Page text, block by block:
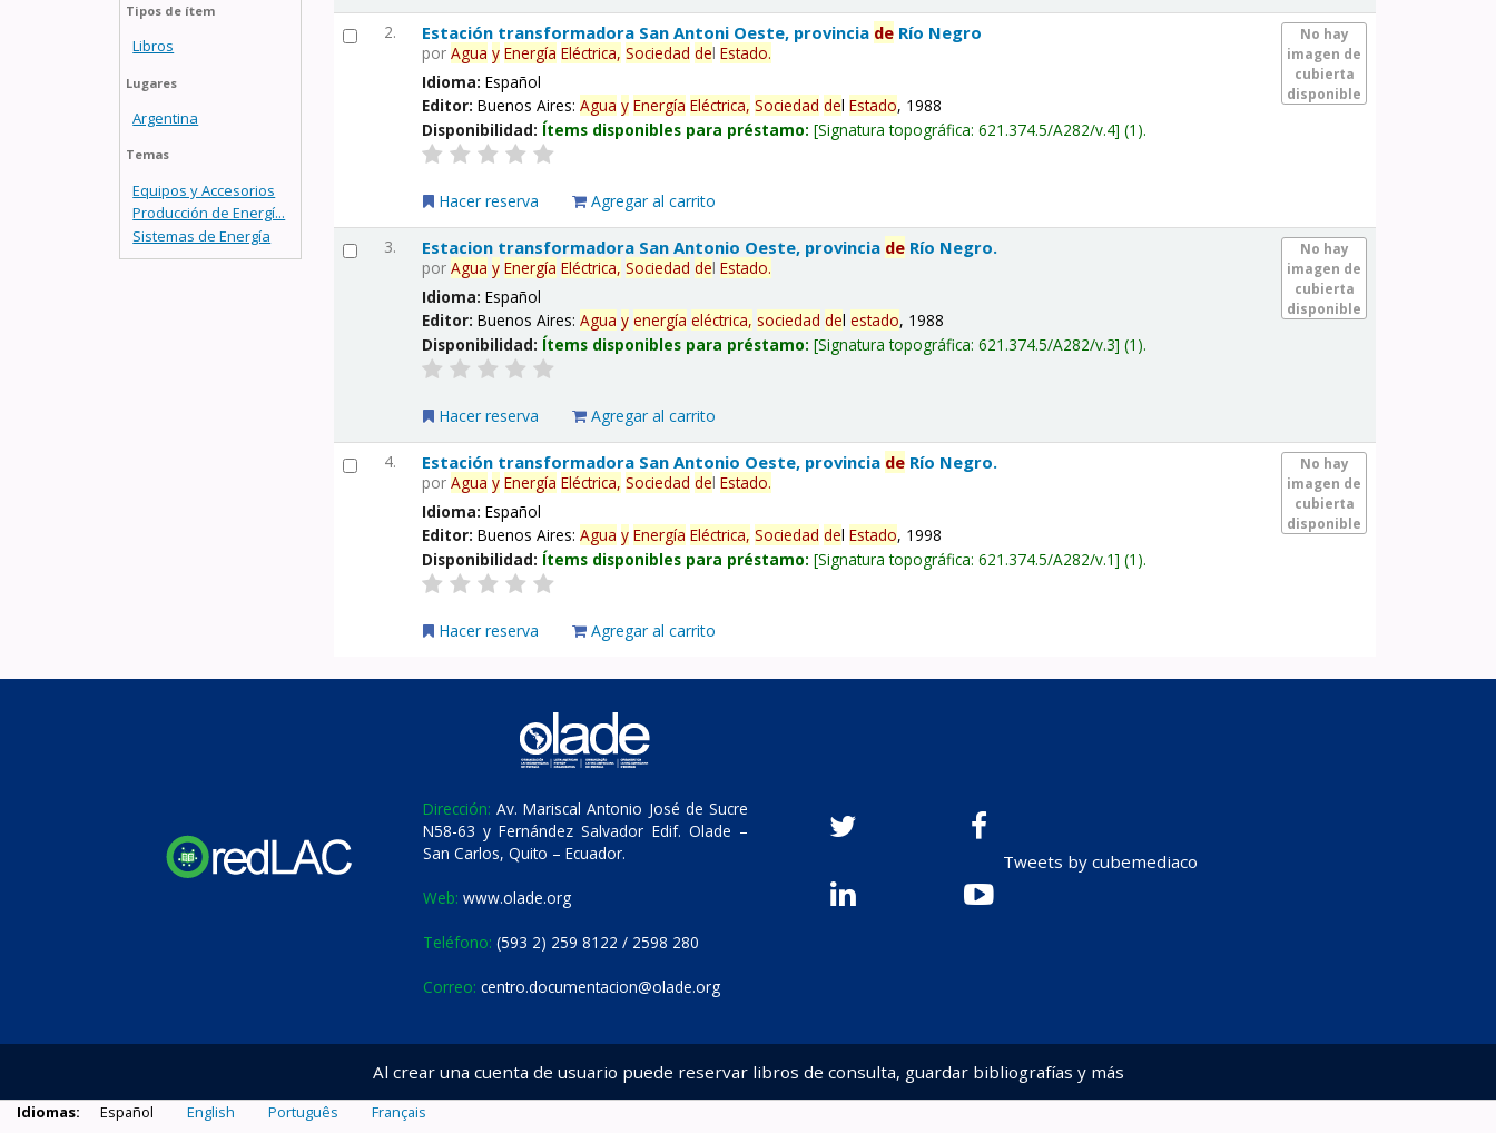
Tipos de ítem
Libros
Lugares
Argentina
Temas
Equipos y Accesorios
Producción de Energí...
Sistemas de Energía
2.
No hay
imagen de
cubierta
disponible
Estación transformadora San Antoni Oeste, provincia de Río Negro
porAgua y Energía Eléctrica, Sociedad delEstado.
Idioma:Español
Editor:Buenos Aires:Agua y Energía Eléctrica, Sociedad delEstado, 1988
Disponibilidad: Ítems disponibles para préstamo: Signatura topográfica:621.374.5/A282/v.4 (1).
Hacer reserva Agregar al carrito
3.
No hay
imagen de
cubierta
disponible
Estacion transformadora San Antonio Oeste, provincia de Río Negro.
porAgua y Energía Eléctrica, Sociedad delEstado.
Idioma:Español
Editor:Buenos Aires:Agua y energía eléctrica, sociedad delestado, 1988
Disponibilidad: Ítems disponibles para préstamo: Signatura topográfica:621.374.5/A282/v.3 (1).
Hacer reserva Agregar al carrito
4.
No hay
imagen de
cubierta
disponible
Estación transformadora San Antonio Oeste, provincia de Río Negro.
porAgua y Energía Eléctrica, Sociedad delEstado.
Idioma:Español
Editor:Buenos Aires:Agua y Energía Eléctrica, Sociedad delEstado, 1998
Disponibilidad: Ítems disponibles para préstamo: Signatura topográfica:621.374.5/A282/v.1 (1).
Hacer reserva Agregar al carrito
Dirección: Av. Mariscal Antonio José de Sucre
N58-63 y Fernández Salvador Edif. Olade –
San Carlos, Quito – Ecuador.
Web: www.olade.org
Teléfono: (593 2) 259 8122 / 2598 280
Correo: centro.documentacion@olade.org
Tweets by cubemediaco
Al crear una cuenta de usuario puede reservar libros de consulta, guardar bibliografías y más
Idiomas: Español English Português Français